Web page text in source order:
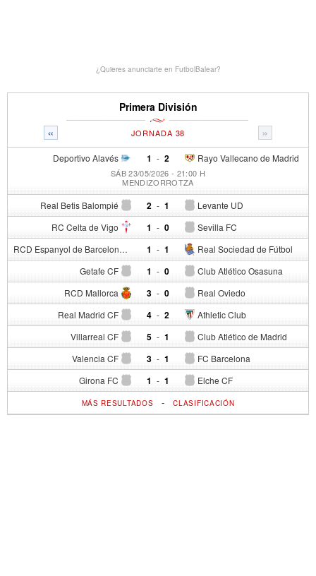
¿Quieres anunciarte en FutbolBalear?
Primera División
« »
JORNADA 38
Deportivo Alavés 1 - Rayo Vallecano de Madrid
2
SÁB 23/05/2026 - 21:00 H
MENDIZORROTZA
Real Betis Balompié 2 - Levante UD
1
RC Celta de Vigo 1 - Sevilla FC
0
RCD Espanyol de Barcelona 1 - Real Sociedad de Fútbol
1
Getafe CF 1 - Club Atlético Osasuna
0
RCD Mallorca 3 - Real Oviedo
0
Real Madrid CF 4 - Athletic Club
2
Villarreal CF 5 - Club Atlético de Madrid
1
Valencia CF 3 - FC Barcelona
1
Girona FC 1 - Elche CF
1
MÁS RESULTADOS -CLASIFICACIÓN